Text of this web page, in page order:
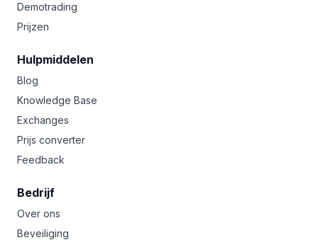
Demotrading
Prijzen
Hulpmiddelen
Blog
Knowledge Base
Exchanges
Prijs converter
Feedback
Bedrijf
Over ons
Beveiliging